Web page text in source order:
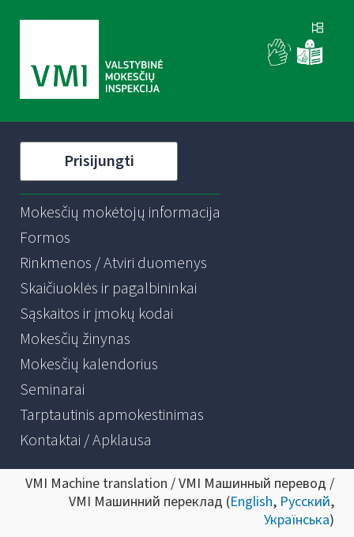
Prisijungti
Mokesčių mokėtojų informacija
Formos
Rinkmenos / Atviri duomenys
Skaičiuoklės ir pagalbininkai
Sąskaitos ir įmokų kodai
Mokesčių žinynas
Mokesčių kalendorius
Seminarai
Tarptautinis apmokestinimas
Kontaktai / Apklausa
VMI Machine translation / VMI Машинный перевод /
VMI Машинний переклад (English, Русский,
Українська)